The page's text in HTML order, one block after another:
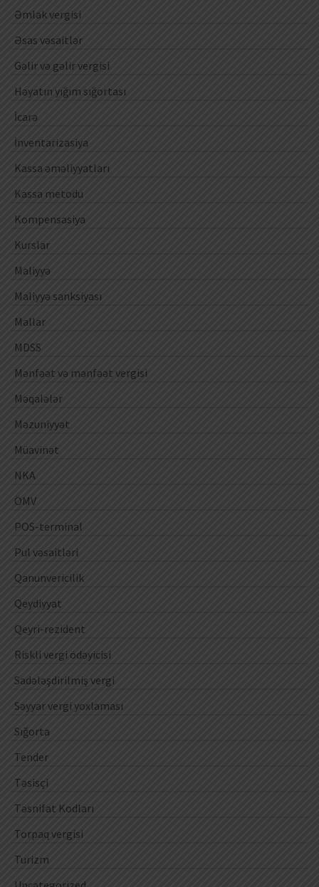
Əmlak vergisi
Əsas vəsaitlər
Gəlir və gəlir vergisi
Həyatın yığım sığortası
İcarə
İnventarizasiya
Kassa əməliyyatları
Kassa metodu
Kompensasiya
Kurslar
Maliyyə
Maliyyə sanksiyası
Mallar
MDSS
Mənfəət və mənfəət vergisi
Məqalələr
Məzuniyyət
Müavinət
NKA
ÖMV
POS-terminal
Pul vəsaitləri
Qanunvericilik
Qeydiyyat
Qeyri-rezident
Riskli vergi ödəyicisi
Sadələşdirilmiş vergi
Səyyar vergi yoxlaması
Sığorta
Tender
Təsisçi
Təsnifat Kodları
Torpaq vergisi
Turizm